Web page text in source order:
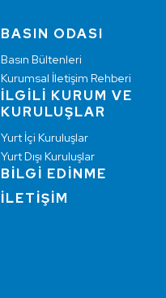
BASIN ODASI
Basın Bültenleri
Kurumsal İletişim Rehberi
İLGİLİ KURUM VE
KURULUŞLAR
Yurt İçi Kuruluşlar
Yurt Dışı Kuruluşlar
BİLGİ EDİNME
İLETİŞİM